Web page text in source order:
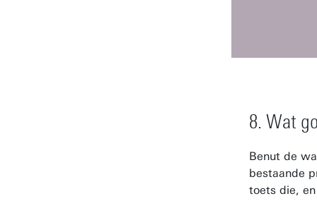
8. Wat
Benut de
bestaande
toets die,